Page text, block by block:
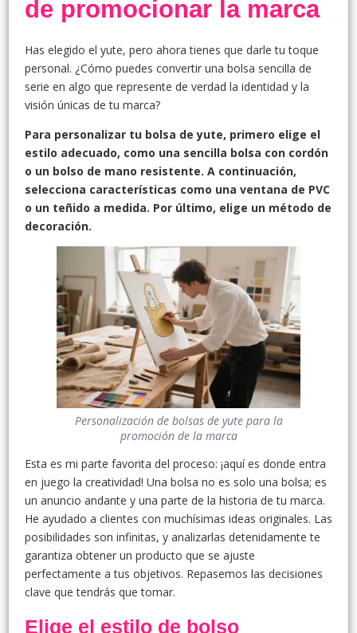
de promocionar la marca
Has elegido el yute, pero ahora tienes que darle tu toque
personal. ¿Cómo puedes convertir una bolsa sencilla de
serie en algo que represente de verdad la identidad y la
visión únicas de tu marca?
Para personalizar tu bolsa de yute, primero elige el
estilo adecuado, como una sencilla bolsa con cordón
o un bolso de mano resistente. A continuación,
selecciona características como una ventana de PVC
o un teñido a medida. Por último, elige un método de
decoración.
Personalización de bolsas de yute para la
promoción de la marca
Esta es mi parte favorita del proceso: ¡aquí es donde entra
en juego la creatividad! Una bolsa no es solo una bolsa; es
un anuncio andante y una parte de la historia de tu marca.
He ayudado a clientes con muchísimas ideas originales. Las
posibilidades son infinitas, y analizarlas detenidamente te
garantiza obtener un producto que se ajuste
perfectamente a tus objetivos. Repasemos las decisiones
clave que tendrás que tomar.
Elige el estilo de bolso